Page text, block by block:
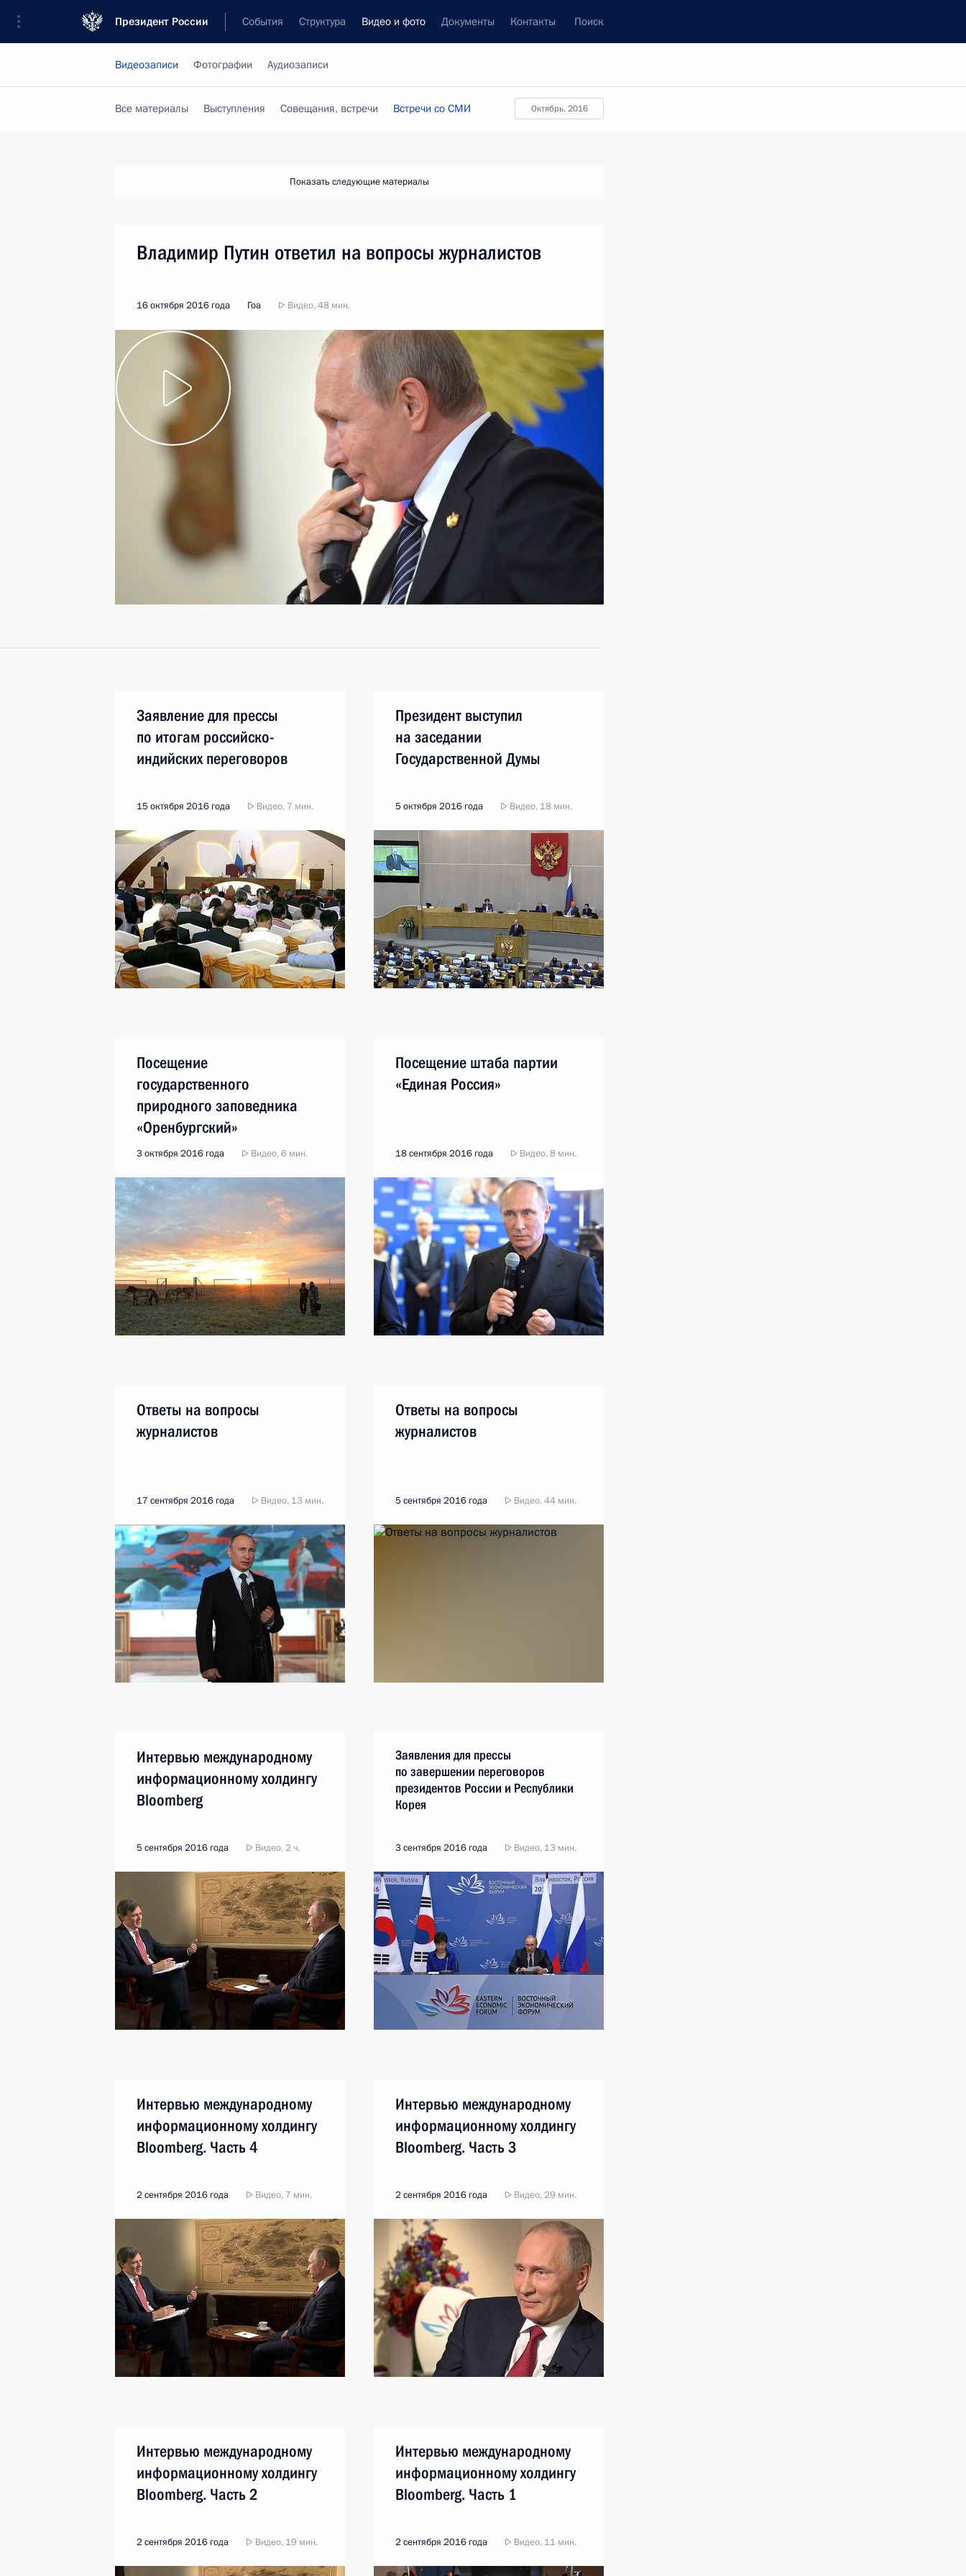
Президент России События Структура Видео и фото Документы Контакты Поиск
Видеозаписи Фотографии Аудиозаписи
октябрь, 2016
Все материалы Выступления Совещания, встречи Встречи со СМИ
Показать следующие материалы
Владимир Путин ответил на вопросы журналистов
16 октября 2016 года Гоа Видео, 48 мин.
Заявление для прессы
по итогам российско-
индийских переговоров
15 октября 2016 года Видео, 7 мин.
Президент выступил
на заседании
Государственной Думы
5 октября 2016 года Видео, 18 мин.
Посещение
государственного
природного заповедника
«Оренбургский»
3 октября 2016 года Видео, 6 мин.
Посещение штаба партии
«Единая Россия»
18 сентября 2016 года Видео, 8 мин.
Ответы на вопросы
журналистов
17 сентября 2016 года Видео, 13 мин.
Ответы на вопросы
журналистов
5 сентября 2016 года Видео, 44 мин.
Интервью международному
информационному холдингу
Bloomberg
5 сентября 2016 года Видео, 2 ч.
Заявления для прессы
по завершении переговоров
президентов России и Республики
Корея
3 сентября 2016 года Видео, 13 мин.
Интервью международному
информационному холдингу
Bloomberg. Часть 4
2 сентября 2016 года Видео, 7 мин.
Интервью международному
информационному холдингу
Bloomberg. Часть 3
2 сентября 2016 года Видео, 29 мин.
Интервью международному
информационному холдингу
Bloomberg. Часть 2
2 сентября 2016 года Видео, 19 мин.
Интервью международному
информационному холдингу
Bloomberg. Часть 1
2 сентября 2016 года Видео, 11 мин.